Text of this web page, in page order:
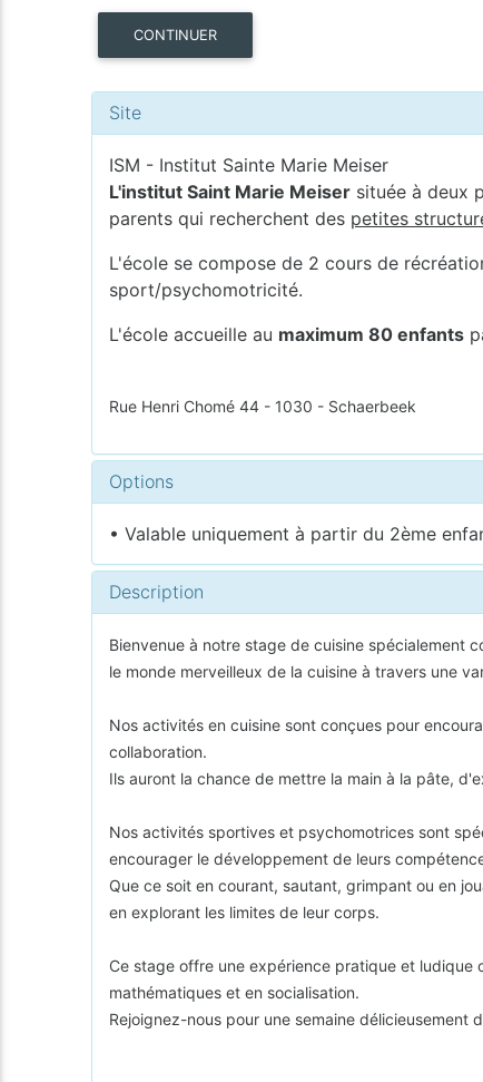
CONTINUER
Site
ISM - Institut Sainte Marie Meiser
L'institut Saint Marie Meiser située à deux
parents qui recherchent des petites
L'école se compose de 2 cours de
sport/psychomotricité.
L'école accueille au maximum 80 enfants
Rue Henri Chomé 44 - 1030 - Schaerbeek
Options
• Valable uniquement à partir du 2ème
Description
Bienvenue à notre stage de cuisine spécialement
le monde merveilleux de la cuisine à travers une
Nos activités en cuisine sont conçues pour
collaboration.
Ils auront la chance de mettre la main à la pâte,
Nos activités sportives et psychomotrices sont
encourager le développement de leurs
Que ce soit en courant, sautant, grimpant ou en
en explorant les limites de leur corps.
Ce stage offre une expérience pratique et
mathématiques et en socialisation.
Rejoignez-nous pour une semaine